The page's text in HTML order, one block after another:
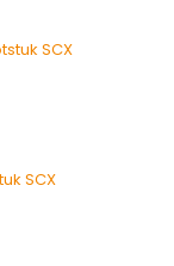
SCX
SCX